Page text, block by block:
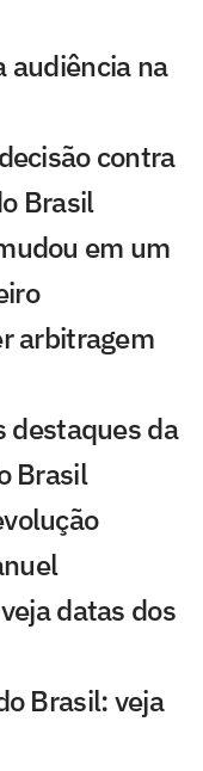
audiência na
contra
Brasil
em um
arbitragem
destaques da
Brasil
datas dos
Brasil: veja